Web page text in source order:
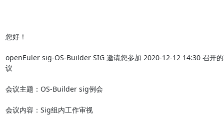
您好！
openEuler sig-OS-Builder SIG 邀请您参加 2020-12-12 14:30 召开
议
会议主题：OS-Builder sig例会
会议内容：Sig组内工作审视